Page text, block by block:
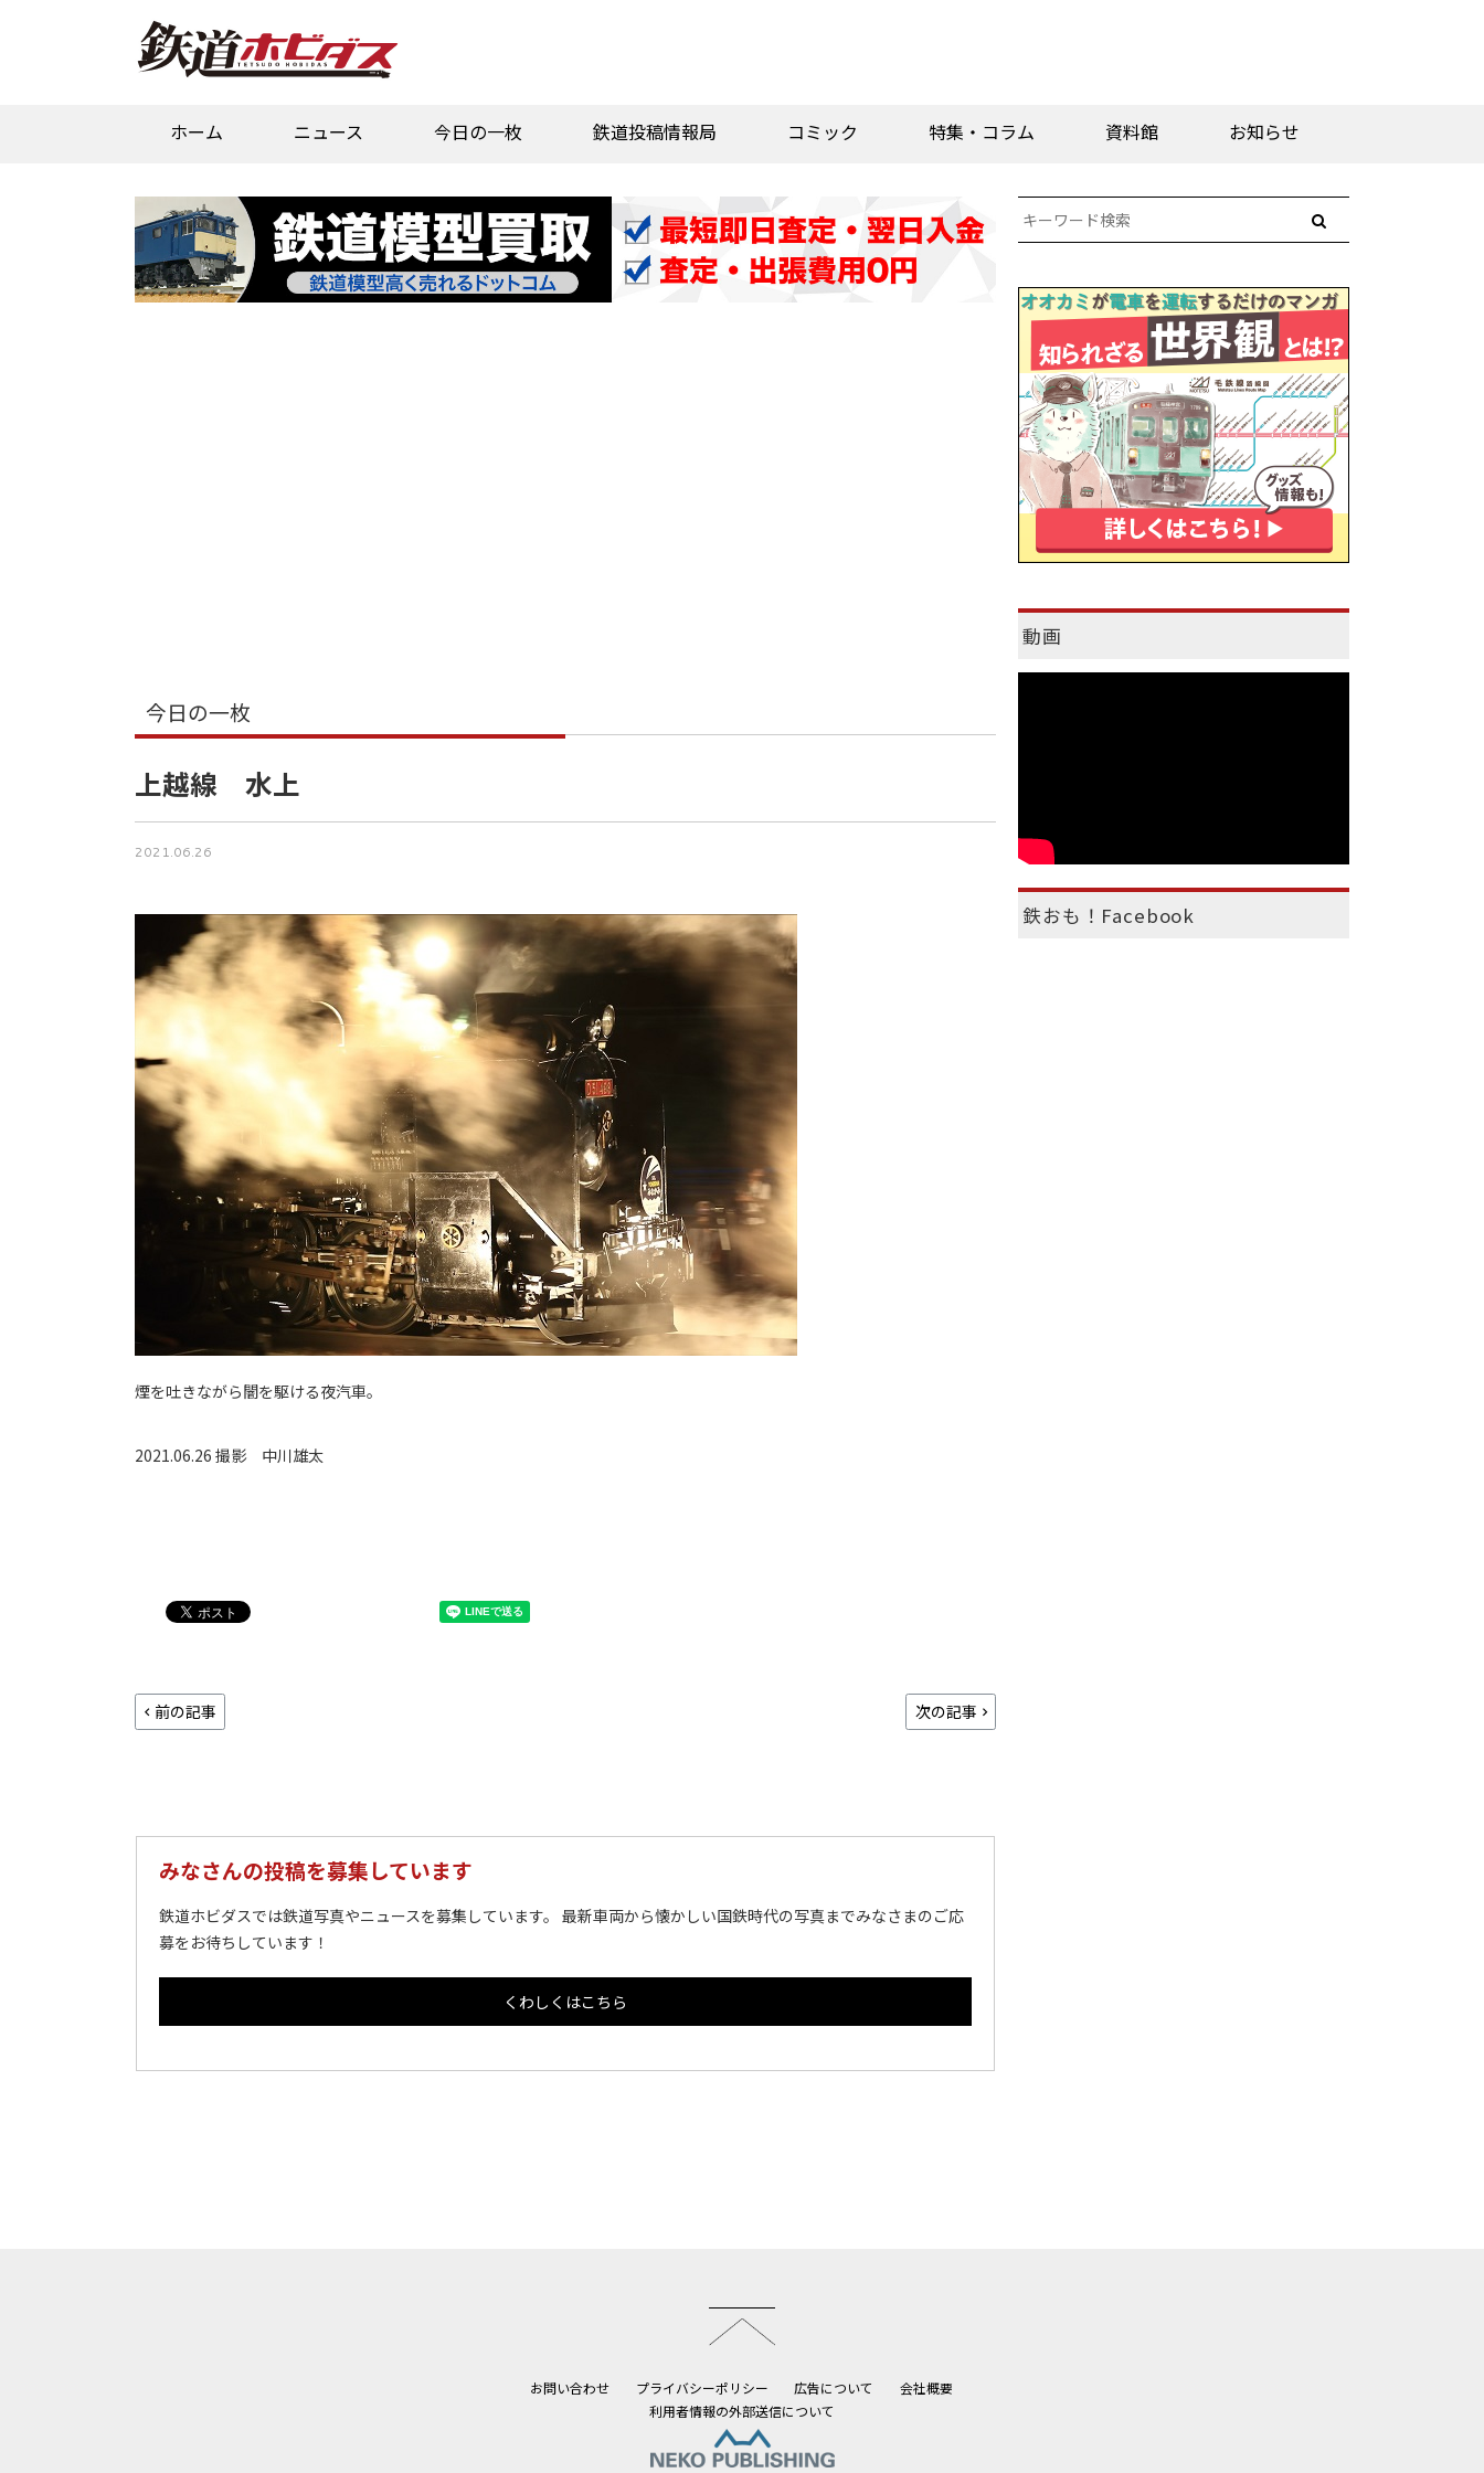
ホーム ニュース 今日の一枚 鉄道投稿情報局 コミック 特集・コラム 資料館 お知らせ
今日の一枚
上越線 水上
2021.06.26
煙を吐きながら闇を駆ける夜汽車。
2021.06.26 撮影 中川雄太
前の記事 次の記事
みなさんの投稿を募集しています
鉄道ホビダスでは鉄道写真やニュースを募集しています。 最新車両から懐かしい国鉄時代の写真までみなさまのご応
募をお待ちしています！
くわしくはこちら
動画
鉄おも！Facebook
お問い合わせ プライバシーポリシー 広告について
会社概要
利用者情報の外部送信について